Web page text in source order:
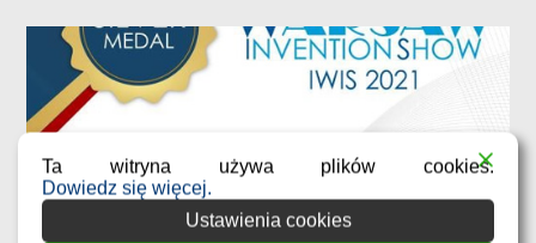
Ta witryna używa plików cookies.
Dowiedz się więcej.
Ustawienia cookies